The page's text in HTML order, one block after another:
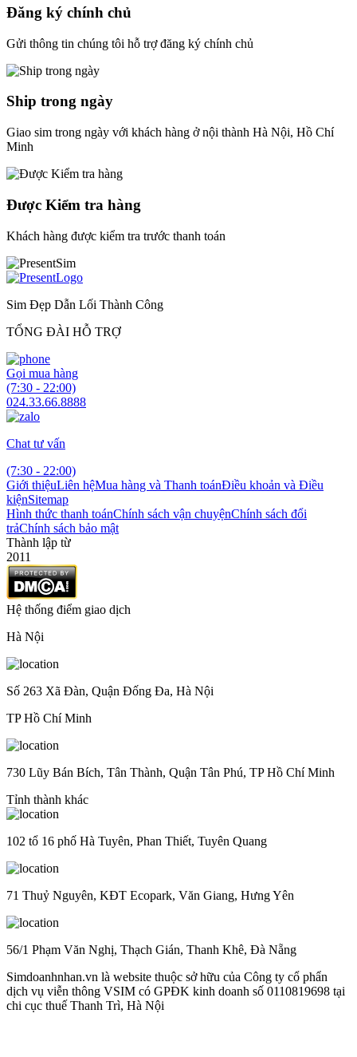
Đăng ký chính chủ
Gửi thông tin chúng tôi hỗ trợ đăng ký chính chủ
Ship trong ngày
Giao sim trong ngày với khách hàng ở nội thành Hà Nội, Hồ Chí
Minh
Được Kiểm tra hàng
Khách hàng được kiểm tra trước thanh toán
Sim Đẹp Dẫn Lối Thành Công
TỔNG ĐÀI HỖ TRỢ
Gọi mua hàng
(7:30 - 22:00)
024.33.66.8888
Chat tư vấn
(7:30 - 22:00)
Giới thiệuLiên hệMua hàng và Thanh toánĐiều khoản và Điều
kiệnSitemap
Hình thức thanh toánChính sách vận chuyệnChính sách đổi
trảChính sách bảo mật
Thành lập từ
2011
Hệ thống điểm giao dịch
Hà Nội
Số 263 Xã Đàn, Quận Đống Đa, Hà Nội
TP Hồ Chí Minh
730 Lũy Bán Bích, Tân Thành, Quận Tân Phú, TP Hồ Chí Minh
Tỉnh thành khác
102 tổ 16 phố Hà Tuyên, Phan Thiết, Tuyên Quang
71 Thuỷ Nguyên, KĐT Ecopark, Văn Giang, Hưng Yên
56/1 Phạm Văn Nghị, Thạch Gián, Thanh Khê, Đà Nẵng
Simdoanhnhan.vn là website thuộc sở hữu của Công ty cổ phẩn
dịch vụ viễn thông VSIM có GPĐK kinh doanh số 0110819698 tại
chi cục thuế Thanh Trì, Hà Nội